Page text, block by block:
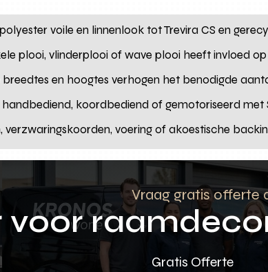
voile en linnenlook tot Trevira CS en
plooi, vlinderplooi of wave plooi heeft invloed
en hoogtes verhogen het benodigde
handbediend, koordbediend of gemotoriseerd
verzwaringskoorden, voering of akoestische
Vraag gratis offerte
voor
Gratis Offerte